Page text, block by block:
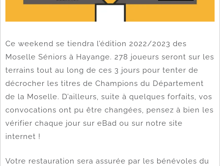
Ce weekend se tiendra l’édition 2022/2023 des
Moselle Séniors à Hayange. 278 joueurs seront sur les
terrains tout au long de ces 3 jours pour tenter de
décrocher les titres de Champions du Département
de la Moselle. D’ailleurs, suite à quelques forfaits, vos
convocations ont pu être changées, pensez à bien les
vérifier chaque jour sur eBad ou sur notre site
internet !
Votre restauration sera assurée par les bénévoles du